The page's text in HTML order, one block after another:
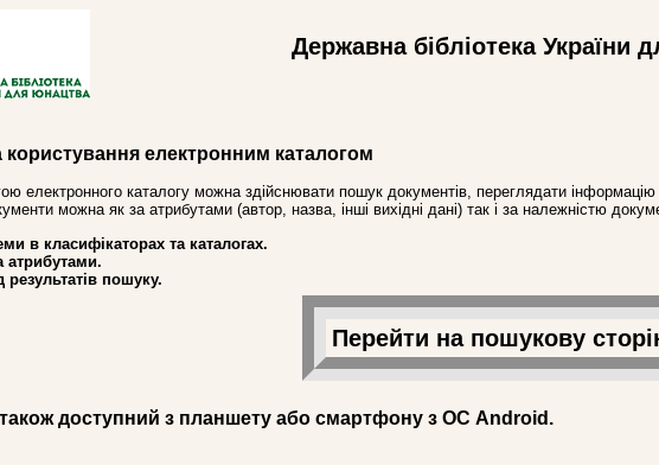
Державна бібліотека України
користування електронним каталогом
електронного каталогу можна здійснювати пошук документів, переглядати
можна як за атрибутами (автор, назва, інші вихідні дані) так і за належністю
в класифікаторах та каталогах.
атрибутами.
результатів пошуку.
Перейти на пошукову
також доступний з планшету або смартфону з ОС Android.